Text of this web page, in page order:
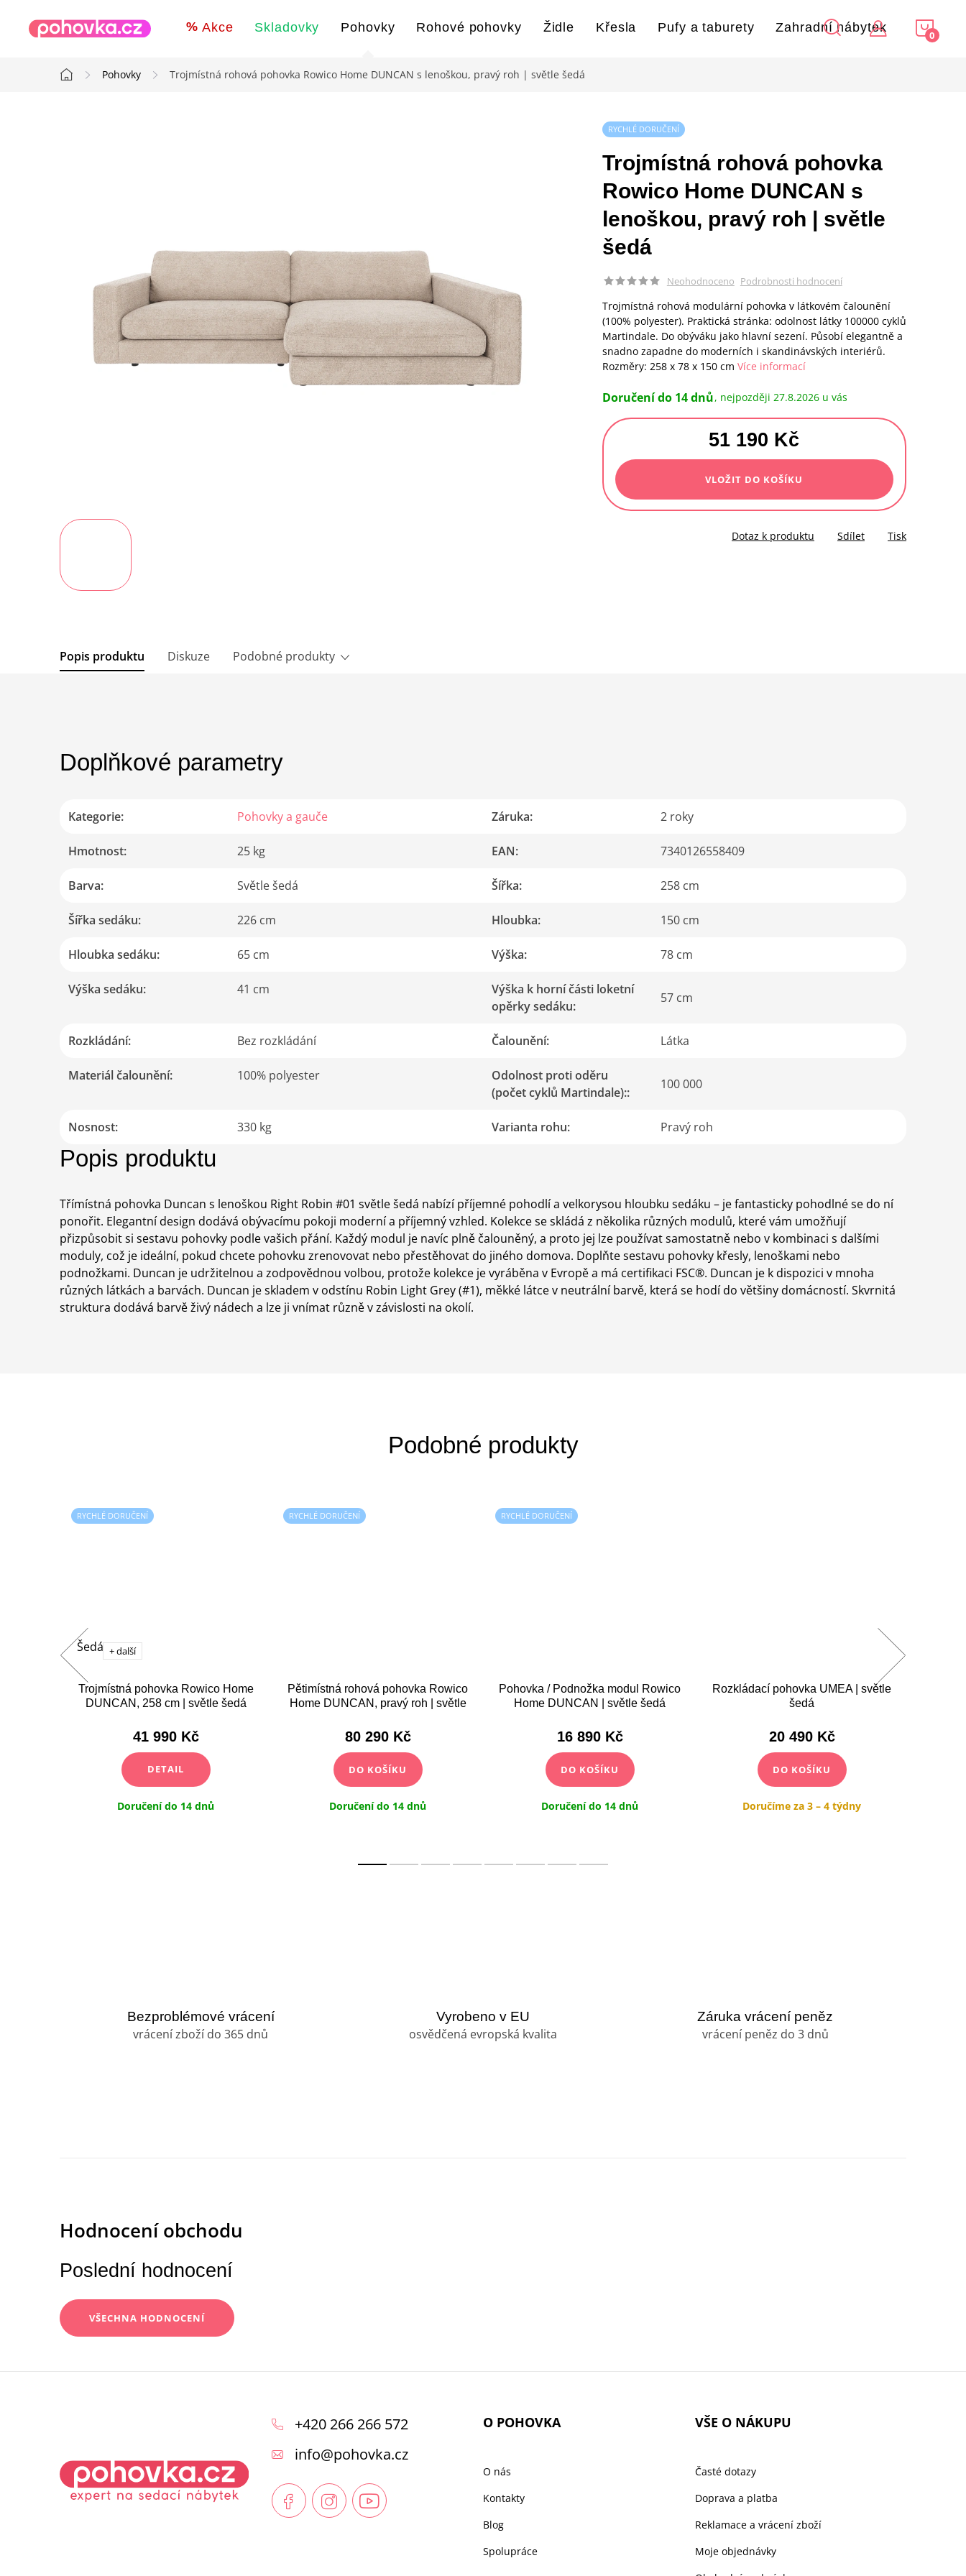
Akce Skladovky Pohovky Rohové pohovky Židle Křesla Pufy a taburety Zahradní nábytek
Domů
Pohovky Trojmístná rohová pohovka Rowico Home DUNCAN s lenoškou, pravý roh | světle šedá
RYCHLÉ DORUČENÍ
Trojmístná rohová pohovka
Rowico Home DUNCAN s
lenoškou, pravý roh | světle
šedá
Neohodnoceno Podrobnosti hodnocení
Trojmístná rohová modulární pohovka v látkovém čalounění
(100% polyester). Praktická stránka: odolnost látky 100000 cyklů
Martindale. Do obýváku jako hlavní sezení. Působí elegantně a
snadno zapadne do moderních i skandinávských interiérů.
Rozměry: 258 x 78 x 150 cm Více informací
Doručení do 14 dnů 27.8.2026
51 190 Kč
Měrná
cena:
VLOŽIT DO KOŠÍKU
Tisk
Dotaz k produktu Sdílet
Popis produktu Diskuze Podobné produkty
Popis produktu
Třímístná pohovka Duncan s lenoškou Right Robin #01 světle šedá nabízí příjemné pohodlí a velkorysou hloubku sedáku – je fantasticky pohodlné se do ní
ponořit. Elegantní design dodává obývacímu pokoji moderní a příjemný vzhled. Kolekce se skládá z několika různých modulů, které vám umožňují
přizpůsobit si sestavu pohovky podle vašich přání. Každý modul je navíc plně čalouněný, a proto jej lze používat samostatně nebo v kombinaci s dalšími
moduly, což je ideální, pokud chcete pohovku zrenovovat nebo přestěhovat do jiného domova. Doplňte sestavu pohovky křesly, lenoškami nebo
podnožkami. Duncan je udržitelnou a zodpovědnou volbou, protože kolekce je vyráběna v Evropě a má certifikaci FSC®. Duncan je k dispozici v mnoha
různých látkách a barvách. Duncan je skladem v odstínu Robin Light Grey (#1), měkké látce v neutrální barvě, která se hodí do většiny domácností. Skvrnitá
struktura dodává barvě živý nádech a lze ji vnímat různě v závislosti na okolí.
Doplňkové parametry
Kategorie: Pohovky a gauče Záruka: 2 roky
Hmotnost: 25 kg EAN: 7340126558409
Barva: Světle šedá Šířka: 258 cm
Šířka sedáku: 226 cm Hloubka: 150 cm
Hloubka sedáku: 65 cm Výška: 78 cm
Výška sedáku: 41 cm
Výška k horní části loketní
opěrky sedáku:
57 cm
Rozkládání: Bez rozkládání Čalounění: Látka
Materiál čalounění: 100% polyester
Odolnost proti oděru
(počet cyklů Martindale)::
100 000
Nosnost: 330 kg Varianta rohu: Pravý roh
RYCHLÉ DORUČENÍ
Šedá + další
Trojmístná pohovka Rowico Home
DUNCAN, 258 cm | světle šedá
41 990 Kč
DETAIL
Doručení do 14 dnů
RYCHLÉ DORUČENÍ
Pětimístná rohová pohovka Rowico
Home DUNCAN, pravý roh | světle
80 290 Kč
DO KOŠÍKU
Doručení do 14 dnů
RYCHLÉ DORUČENÍ
Pohovka / Podnožka modul Rowico
Home DUNCAN | světle šedá
16 890 Kč
DO KOŠÍKU
Doručení do 14 dnů
Rozkládací pohovka UMEA | světle
šedá
20 490 Kč
DO KOŠÍKU
Doručíme za 3 – 4 týdny
Bezproblémové vrácení
vrácení zboží do 365 dnů
Vyrobeno v EU
osvědčená evropská kvalita
Záruka vrácení peněz
vrácení peněz do 3 dnů
Poslední hodnocení
VŠECHNA HODNOCENÍ
+420 266 266 572
info@pohovka.cz
O POHOVKA
O nás
Kontakty
Blog
Spolupráce
VŠE O NÁKUPU
Časté dotazy
Doprava a platba
Reklamace a vrácení zboží
Moje objednávky